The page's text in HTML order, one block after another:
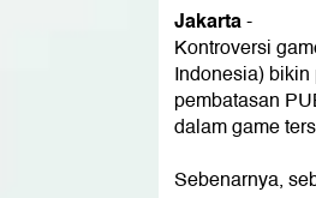
Jakarta-
Kontroversi
Indonesia)
pembatasan
dalam game
Sebenarnya,